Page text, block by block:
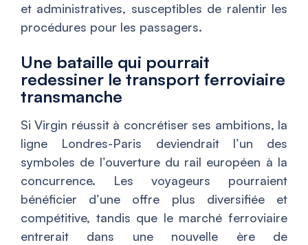
et administratives, susceptibles de ralentir les
procédures pour les passagers.
Une bataille qui pourrait
redessiner le transport ferroviaire
transmanche
Si Virgin réussit à concrétiser ses ambitions, la
ligne Londres-Paris deviendrait l’un des
symboles de l’ouverture du rail européen à la
concurrence. Les voyageurs pourraient
bénéficier d’une offre plus diversifiée et
compétitive, tandis que le marché ferroviaire
entrerait dans une nouvelle ère de